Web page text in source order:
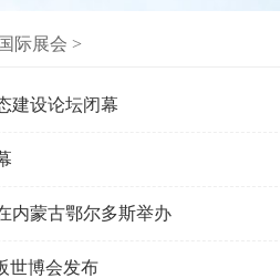
国际展会 >
建设论坛闭幕
内蒙古鄂尔多斯举办
世博会发布